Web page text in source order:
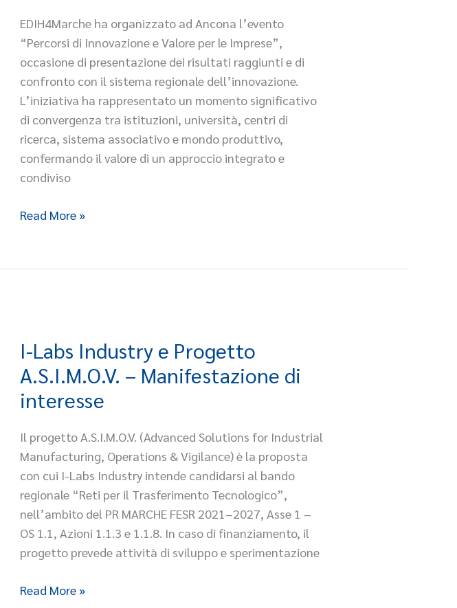
EDIH4Marche ha organizzato ad Ancona l’evento
“Percorsi di Innovazione e Valore per le Imprese”,
occasione di presentazione dei risultati raggiunti e di
confronto con il sistema regionale dell’innovazione.
L’iniziativa ha rappresentato un momento significativo
di convergenza tra istituzioni, università, centri di
ricerca, sistema associativo e mondo produttivo,
confermando il valore di un approccio integrato e
condiviso
per
le
Imprese”,
occasione
di
presentazione
dei
risultati
raggiunti
di
il
Read More »
I-Labs Industry e Progetto
A.S.I.M.O.V. – Manifestazione di
interesse
Il progetto A.S.I.M.O.V. (Advanced Solutions for Industrial
Manufacturing, Operations & Vigilance) è la proposta
con cui I-Labs Industry intende candidarsi al bando
regionale “Reti per il Trasferimento Tecnologico”,
nell’ambito del PR MARCHE FESR 2021–2027, Asse 1 –
OS 1.1, Azioni 1.1.3 e 1.1.8. In caso di finanziamento, il
progetto prevede attività di sviluppo e sperimentazione
I-
Labs
Industry
e
A.S.I.M.O.V.
–
Manifestazione
di
interesse
Read More »